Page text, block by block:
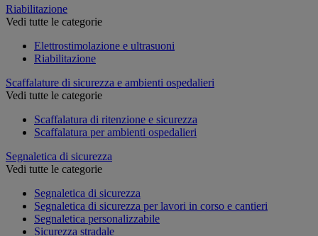
Riabilitazione
Vedi tutte le categorie
Elettrostimolazione e ultrasuoni
Riabilitazione
Scaffalature di sicurezza e ambienti ospedalieri
Vedi tutte le categorie
Scaffalatura di ritenzione e sicurezza
Scaffalatura per ambienti ospedalieri
Segnaletica di sicurezza
Vedi tutte le categorie
Segnaletica di sicurezza
Segnaletica di sicurezza per lavori in corso e cantieri
Segnaletica personalizzabile
Sicurezza stradale